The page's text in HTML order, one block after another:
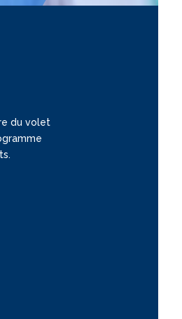
du volet